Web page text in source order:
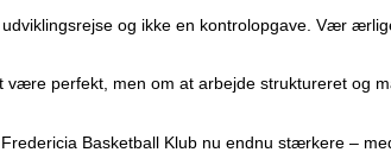
og ikke en kontrolopgave. Vær
være perfekt, men om at arbejde struktureret og
Basketball Klub nu endnu stærkere –